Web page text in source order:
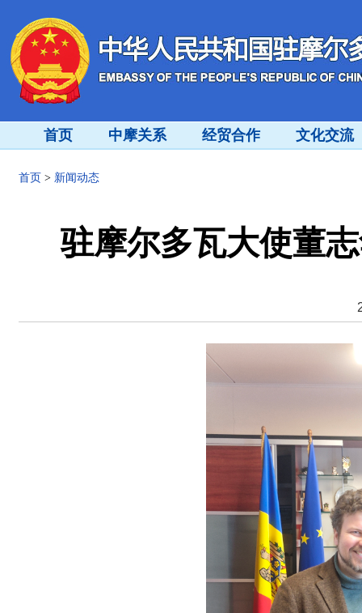
首页 中摩关系 经贸合作 文化交流
首页 > 新闻动态
驻摩尔多瓦大使董